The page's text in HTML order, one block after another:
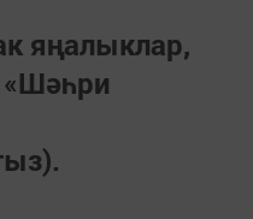
яңалыклар,